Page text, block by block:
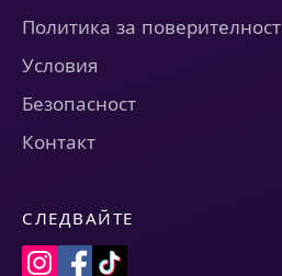
Политика за поверителност
Условия
Безопасност
Контакт
СЛЕДВАЙТЕ